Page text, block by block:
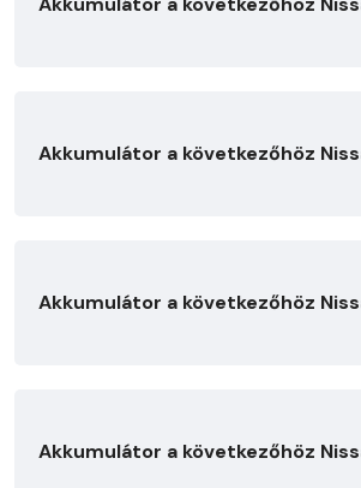
Akkumulátor a következőhöz
Akkumulátor a következőhöz
Akkumulátor a következőhöz